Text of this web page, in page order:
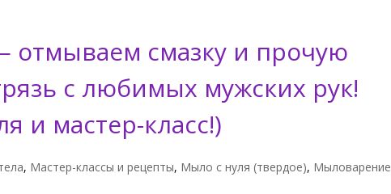
смазку и прочую
с любимых мужских рук!
и мастер-класс!)
, Мастер-классы и рецепты, Мыло с нуля (твердое), Мыловарение